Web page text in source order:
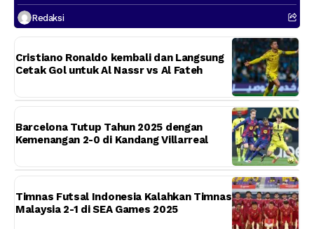
Redaksi
Cristiano Ronaldo kembali dan Langsung
Cetak Gol untuk Al Nassr vs Al Fateh
Barcelona Tutup Tahun 2025 dengan
Kemenangan 2-0 di Kandang Villarreal
Timnas Futsal Indonesia Kalahkan Timnas
Malaysia 2-1 di SEA Games 2025